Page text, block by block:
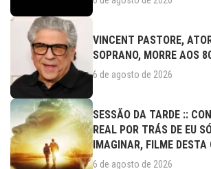
VINCENT PASTORE,
SOPRANO, MORRE AOS
6 de agosto de 2026
SESSÃO DA TARDE ::
REAL POR TRÁS DE EU
IMAGINAR, FILME
6 de agosto de 2026